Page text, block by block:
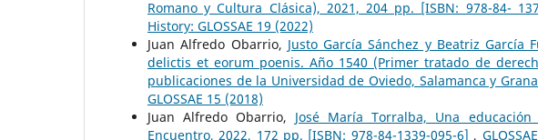
Romano y Cultura Clásica), 2021, 204 pp. [ISBN: 978-84-
History: GLOSSAE 19 (2022)
Juan Alfredo Obarrio, Justo García Sánchez y Beatriz García
delictis et eorum poenis. Año 1540 (Primer tratado de
publicaciones de la Universidad de Oviedo, Salamanca y
GLOSSAE 15 (2018)
Juan Alfredo Obarrio, José María Torralba, Una
Encuentro, 2022, 172 pp. [ISBN: 978-84-1339-095-6] ,